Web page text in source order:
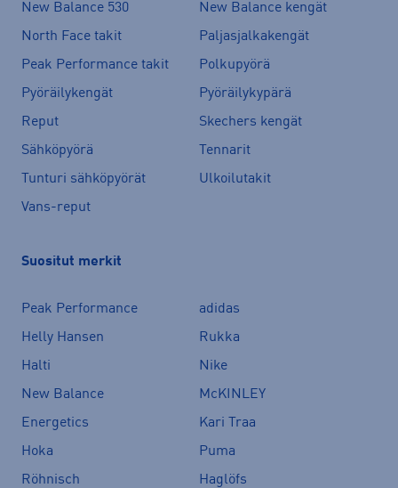
New Balance 530
New Balance kengät
North Face takit
Paljasjalkakengät
Peak Performance takit
Polkupyörä
Pyöräilykengät
Pyöräilykypärä
Reput
Skechers kengät
Sähköpyörä
Tennarit
Tunturi sähköpyörät
Ulkoilutakit
Vans-reput
Suositut merkit
Peak Performance
adidas
Helly Hansen
Rukka
Halti
Nike
New Balance
McKINLEY
Energetics
Kari Traa
Hoka
Puma
Röhnisch
Haglöfs